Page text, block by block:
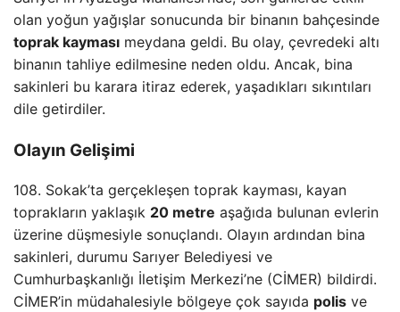
olan yoğun yağışlar sonucunda bir binanın bahçesinde
toprak kayması meydana geldi. Bu olay, çevredeki altı
binanın tahliye edilmesine neden oldu. Ancak, bina
sakinleri bu karara itiraz ederek, yaşadıkları sıkıntıları
dile getirdiler.
Olayın Gelişimi
108. Sokak’ta gerçekleşen toprak kayması, kayan
toprakların yaklaşık 20 metre aşağıda bulunan evlerin
üzerine düşmesiyle sonuçlandı. Olayın ardından bina
sakinleri, durumu Sarıyer Belediyesi ve
Cumhurbaşkanlığı İletişim Merkezi’ne (CİMER) bildirdi.
CİMER’in müdahalesiyle bölgeye çok sayıda polis ve